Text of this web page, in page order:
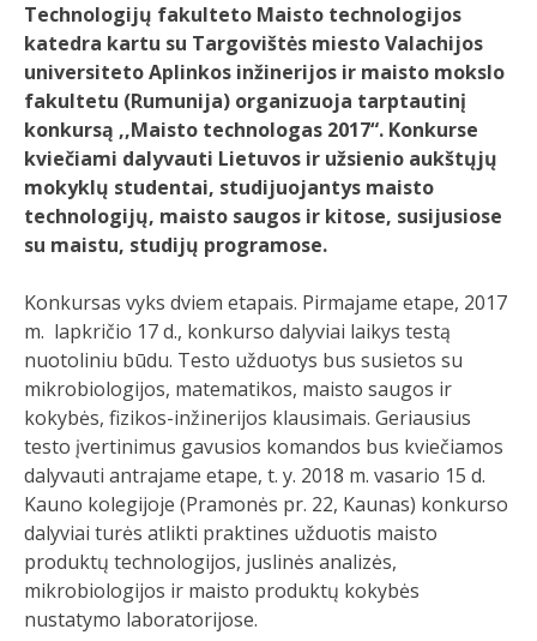
Technologijų fakulteto Maisto technologijos
katedra kartu su Targovištės miesto Valachijos
universiteto Aplinkos inžinerijos ir maisto mokslo
fakultetu (Rumunija) organizuoja tarptautinį
konkursą ,,Maisto technologas 2017“. Konkurse
kviečiami dalyvauti Lietuvos ir užsienio aukštųjų
mokyklų studentai, studijuojantys maisto
technologijų, maisto saugos ir kitose, susijusiose
su maistu, studijų programose.
Konkursas vyks dviem etapais. Pirmajame etape, 2017
m. lapkričio 17 d., konkurso dalyviai laikys testą
nuotoliniu būdu. Testo užduotys bus susietos su
mikrobiologijos, matematikos, maisto saugos ir
kokybės, fizikos-inžinerijos klausimais. Geriausius
testo įvertinimus gavusios komandos bus kviečiamos
dalyvauti antrajame etape, t. y. 2018 m. vasario 15 d.
Kauno kolegijoje (Pramonės pr. 22, Kaunas) konkurso
dalyviai turės atlikti praktines užduotis maisto
produktų technologijos, juslinės analizės,
mikrobiologijos ir maisto produktų kokybės
nustatymo laboratorijose.